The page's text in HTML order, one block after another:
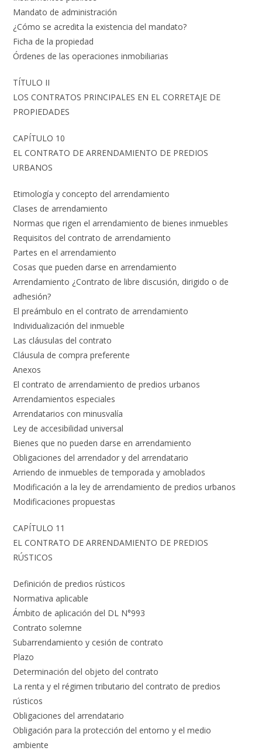
Mandato de administración
¿Cómo se acredita la existencia del mandato?
Ficha de la propiedad
Órdenes de las operaciones inmobiliarias
TÍTULO II
LOS CONTRATOS PRINCIPALES EN EL CORRETAJE DE
PROPIEDADES
CAPÍTULO 10
EL CONTRATO DE ARRENDAMIENTO DE PREDIOS
URBANOS
Etimología y concepto del arrendamiento
Clases de arrendamiento
Normas que rigen el arrendamiento de bienes inmuebles
Requisitos del contrato de arrendamiento
Partes en el arrendamiento
Cosas que pueden darse en arrendamiento
Arrendamiento ¿Contrato de libre discusión, dirigido o de
adhesión?
El preámbulo en el contrato de arrendamiento
Individualización del inmueble
Las cláusulas del contrato
Cláusula de compra preferente
Anexos
El contrato de arrendamiento de predios urbanos
Arrendamientos especiales
Arrendatarios con minusvalía
Ley de accesibilidad universal
Bienes que no pueden darse en arrendamiento
Obligaciones del arrendador y del arrendatario
Arriendo de inmuebles de temporada y amoblados
Modificación a la ley de arrendamiento de predios urbanos
Modificaciones propuestas
CAPÍTULO 11
EL CONTRATO DE ARRENDAMIENTO DE PREDIOS
RÚSTICOS
Definición de predios rústicos
Normativa aplicable
Ámbito de aplicación del DL N°993
Contrato solemne
Subarrendamiento y cesión de contrato
Plazo
Determinación del objeto del contrato
La renta y el régimen tributario del contrato de predios
rústicos
Obligaciones del arrendatario
Obligación para la protección del entorno y el medio
ambiente